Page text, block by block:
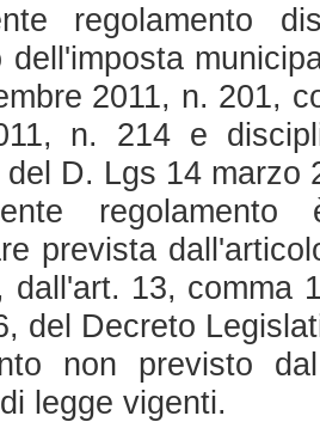
regolamento
dell'imposta
2011, n. 201,
n. 214 e
D. Lgs 14 marzo
regolamento
prevista
dall'art. 13, comma
del Decreto
non previsto
legge vigenti.